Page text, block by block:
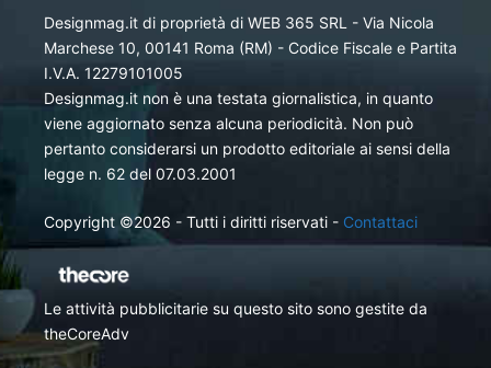
Designmag.it di proprietà di WEB 365 SRL - Via Nicola
Marchese 10, 00141 Roma (RM) - Codice Fiscale e Partita
I.V.A. 12279101005
Designmag.it non è una testata giornalistica, in quanto
viene aggiornato senza alcuna periodicità. Non può
pertanto considerarsi un prodotto editoriale ai sensi della
legge n. 62 del 07.03.2001
Copyright ©2026 - Tutti i diritti riservati - Contattaci
Le attività pubblicitarie su questo sito sono gestite da
theCoreAdv